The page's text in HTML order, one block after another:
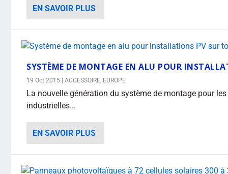
EN SAVOIR PLUS
SYSTÈME DE MONTAGE EN ALU POUR
19 Oct 2015 |ACCESSOIRE, EUROPE
La nouvelle génération du système de montage pour
industrielles...
EN SAVOIR PLUS